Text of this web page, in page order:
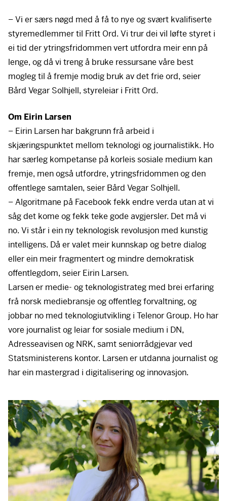
– Vi er særs nøgd med å få to nye og svært kvalifiserte
styremedlemmer til Fritt Ord. Vi trur dei vil løfte styret i
ei tid der ytringsfridommen vert utfordra meir enn på
lenge, og då vi treng å bruke ressursane våre best
mogleg til å fremje modig bruk av det frie ord, seier
Bård Vegar Solhjell, styreleiar i Fritt Ord.
Om Eirin Larsen
– Eirin Larsen har bakgrunn frå arbeid i
skjæringspunktet mellom teknologi og journalistikk. Ho
har særleg kompetanse på korleis sosiale medium kan
fremje, men også utfordre, ytringsfridommen og den
offentlege samtalen, seier Bård Vegar Solhjell.
– Algoritmane på Facebook fekk endre verda utan at vi
såg det kome og fekk teke gode avgjersler. Det må vi
no. Vi står i ein ny teknologisk revolusjon med kunstig
intelligens. Då er valet meir kunnskap og betre dialog
eller ein meir fragmentert og mindre demokratisk
offentlegdom, seier Eirin Larsen.
Larsen er medie- og teknologistrateg med brei erfaring
frå norsk mediebransje og offentleg forvaltning, og
jobbar no med teknologiutvikling i Telenor Group. Ho har
vore journalist og leiar for sosiale medium i DN,
Adresseavisen og NRK, samt seniorrådgjevar ved
Statsministerens kontor. Larsen er utdanna journalist og
har ein mastergrad i digitalisering og innovasjon.